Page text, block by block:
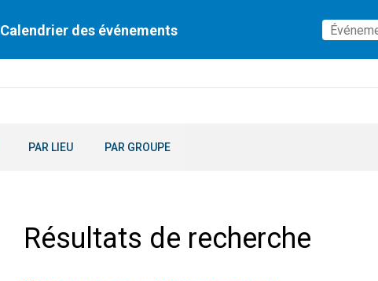
Calendrier des événements
PAR LIEU PAR GROUPE
Résultats de recherche